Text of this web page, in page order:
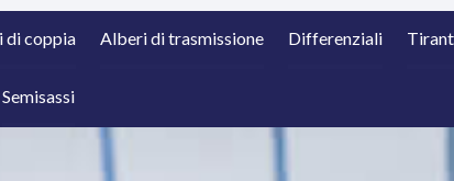
di coppia Alberi di trasmissione Differenziali
Semisassi